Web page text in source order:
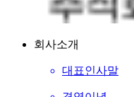
회사소개
대표인사말